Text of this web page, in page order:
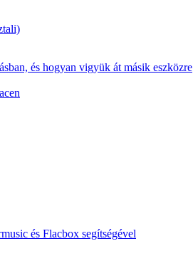
és hogyan vigyük át másik eszközre
és Flacbox segítségével